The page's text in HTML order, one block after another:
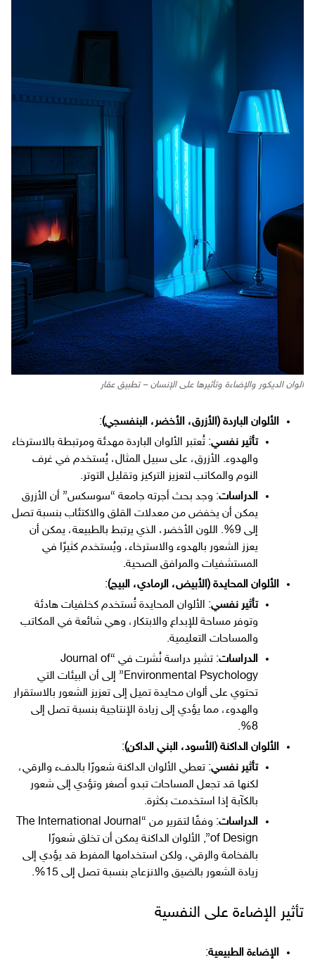
ألوان الديكور والإضاءة وتأثيرها على الإنسان – تطبيق عقار
الألوان الباردة (الأزرق، الأخضر، البنفسجي):
تأثير نفسي: تُعتبر الألوان الباردة مهدئة ومرتبطة بالاسترخاء
والهدوء. الأزرق، على سبيل المثال، يُستخدم في غرف
النوم والمكاتب لتعزيز التركيز وتقليل التوتر.
الدراسات: وجد بحث أجرته جامعة “سوسكس” أن الأزرق
يمكن أن يخفض من معدلات القلق والاكتئاب بنسبة تصل
إلى 9%. اللون الأخضر، الذي يرتبط بالطبيعة، يمكن أن
يعزز الشعور بالهدوء والاسترخاء، ويُستخدم كثيرًا في
المستشفيات والمرافق الصحية.
الألوان المحايدة (الأبيض، الرمادي، البيج):
تأثير نفسي: الألوان المحايدة تُستخدم كخلفيات هادئة
وتوفر مساحة للإبداع والابتكار، وهي شائعة في المكاتب
والمساحات التعليمية.
الدراسات
: تشير دراسة نُشرت في “Journal of
Environmental Psychology” إلى أن البيئات التي
تحتوي على ألوان محايدة تميل إلى تعزيز الشعور بالاستقرار
والهدوء، مما يؤدي إلى زيادة الإنتاجية بنسبة تصل إلى
8%.
الألوان الداكنة (الأسود، البني الداكن):
تأثير نفسي: تعطي الألوان الداكنة شعورًا بالدفء والرقي،
لكنها قد تجعل المساحات تبدو أصغر وتؤدي إلى شعور
بالكآبة إذا استخدمت بكثرة.
الدراسات
: وفقًا لتقرير من “The International Journal
of Design”, الألوان الداكنة يمكن أن تخلق شعورًا
بالفخامة والرقي، ولكن استخدامها المفرط قد يؤدي إلى
زيادة الشعور بالضيق والانزعاج بنسبة تصل إلى 15%.
تأثير الإضاءة على النفسية
الإضاءة الطبيعية: